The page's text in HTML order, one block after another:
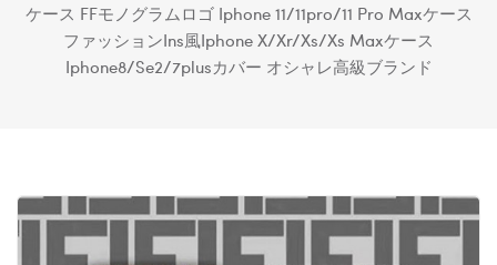
ケース FFモノグラムロゴ Iphone 11/11pro/11 Pro Maxケース
ファッションins風iphone X/xr/xs/xs Maxケース
Iphone8/se2/7plusカバー オシャレ高級ブランド